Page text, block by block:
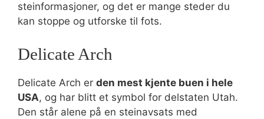
steinformasjoner, og det er mange steder du
kan stoppe og utforske til fots.
Delicate Arch
Delicate Arch er den mest kjente buen i hele
USA, og har blitt et symbol for delstaten Utah.
Den står alene på en steinavsats med